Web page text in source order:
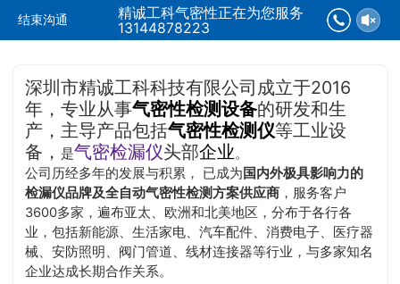
结束沟通
精诚工科气密性正在为您服务
13144878223
深圳市精诚工科科技有限公司成立于2016
年，专业从事气密性检测设备的研发和生
产，主导产品包括气密性检测仪等工业设
备， 是气密检漏仪头部企业。
公司历经多年的发展与积累， 已成为国内外极具影响力的
检漏仪品牌及全自动气密性检测方案供应商 ，服务客户
3600多家，遍布亚太、欧洲和北美地区，分布于各行各
业，包括新能源、生活家电、汽车配件、消费电子、医疗器
械、安防照明、阀门管道、线材连接器等行业，与多家知名
企业达成长期合作关系。